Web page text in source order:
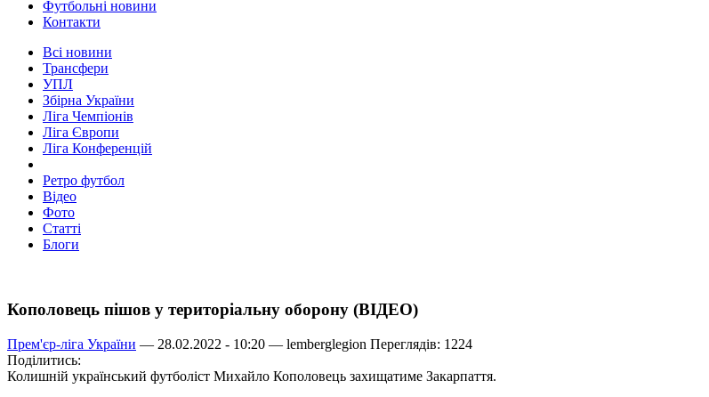
Футбольні новини
Контакти
Всі новини
Трансфери
УПЛ
Збірна України
Ліга Чемпіонів
Ліга Європи
Ліга Конференцій
Ретро футбол
Відео
Фото
Статті
Блоги
Кополовець пішов у територіальну оборону (ВІДЕО)
Прем'єр-ліга України — 28.02.2022 - 10:20 — lemberglegion Переглядів: 1224
Поділитись:
Колишній український футболіст Михайло Кополовець захищатиме Закарпаття.